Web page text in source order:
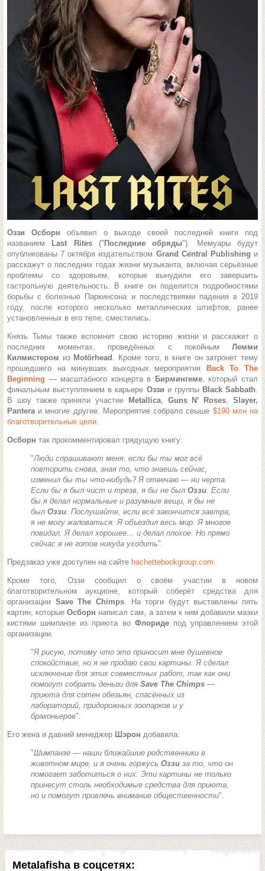
Metalafisha в соцсетях:
Оззи Осборн объявил о выходе своей последней книги под
названием
Last Rites (" Последние обряды"). Мемуары будут
опубликованы 7 октября издательством Grand Central Publishing и
расскажут о последних годах жизни музыканта, включая серьёзные
проблемы со здоровьем, которые вынудили его завершить
гастрольную деятельность. В книге он поделится подробностями
борьбы с болезнью Паркинсона и последствиями падения в 2019
году, после которого несколько металлических штифтов, ранее
установленных в его теле, сместились.
Князь Тьмы также вспомнит свою историю жизни и расскажет о
последних моментах, проведённых с покойным Лемми
Килмистером из Motörhead . Кроме того, в книге он затронет тему
прошедшего на минувших выходных мероприятия
Back To The
Beginning — масштабного концерта в Бирмингеме, который стал
финальным выступлением в карьере Оззи и группы Black Sabbath.
В шоу также приняли участие
Metallica, Guns N’ Roses,Slayer,
Pantera и многие другие. Мероприятие собрало свыше $190 млн на
благотворительные цели.
Осборн так прокомментировал грядущую книгу:
"Люди спрашивают меня, если бы ты мог всё
повторить снова, зная то, что знаешь сейчас,
изменил бы ты что-нибудь? Я отвечаю — ни черта.
Если бы я был чист и трезв, я бы не был Оззи. Если
бы я делал нормальные и разумные вещи, я бы не
был Оззи. Послушайте, если всё закончится завтра,
я не могу жаловаться. Я объездил весь мир. Я многое
повидал. Я делал хорошее… и делал плохое. Но прямо
сейчас я не готов никуда уходить".
Предзаказ уже доступен на сайте hachettebookgroup.com.
Кроме того, Оззи сообщил о своём участии в новом
благотворительном аукционе, который соберёт средства для
организации Save The Chimps. На торги будут выставлены пять
картин, которыеОсборн написал сам, а затем к ним добавили мазки
кистями шимпанзе из приюта во Флориде под управлением этой
организации.
"Я рисую, потому что это приносит мне душевное
спокойствие, но я не продаю свои картины. Я сделал
исключение для этих совместных работ, так как они
помогут собрать деньги для Save The Chimps —
приюта для сотен обезьян, спасённых из
лабораторий, придорожных зоопарков и у
браконьеров".
Его жена и давний менеджер Шэрон добавила:
"Шимпанзе — наши ближайшие родственники в
животном мире, и я очень горжусь Оззи за то, что он
помогает заботиться о них. Эти картины не только
принесут столь необходимые средства для приюта,
но и помогут привлечь внимание общественности".